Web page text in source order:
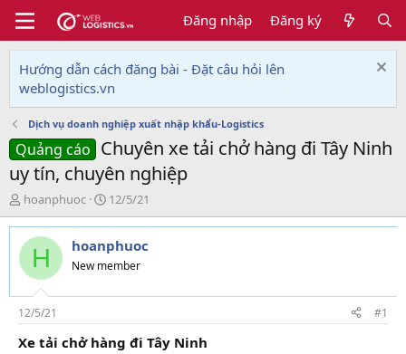
Đăng nhập Đăng ký
Hướng dẫn cách đăng bài - Đặt câu hỏi lên
weblogistics.vn
Dịch vụ doanh nghiệp xuất nhập khẩu-Logistics
Quảng cáo Chuyên xe tải chở hàng đi Tây Ninh
uy tín, chuyên nghiệp
T
h
r
e
d
s
t
a
r
hoanphuoc
N
g
à
y
g
i
12/5/21
H hoanphuoc
New member
12/5/21 #1
Xe tải chở hàng đi Tây Ninh